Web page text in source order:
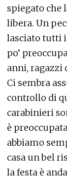
spiegato che
libera. Un
lasciato tutti
po’
anni, ragazzi
Ci sembra
controllo di
carabinieri
è
abbiamo
casa un bel
la festa è